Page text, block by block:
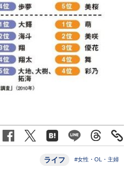
ライフ #女性・OL・主婦